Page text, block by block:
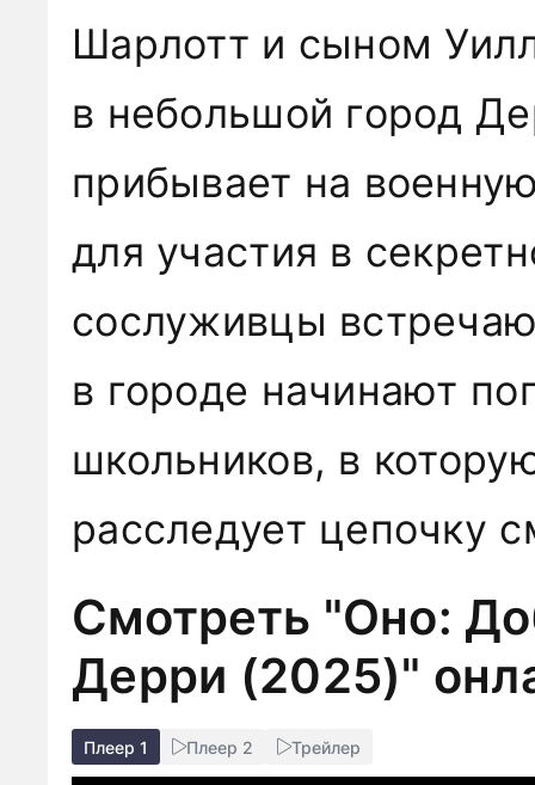
Шарлотт и сыном
в небольшой город
прибывает на
для участия в
сослуживцы
в городе начинают
школьников, в
расследует цепочку
Смотреть "Оно:
Дерри (2025)"
Плеер 1 Плеер 2 Трейлер